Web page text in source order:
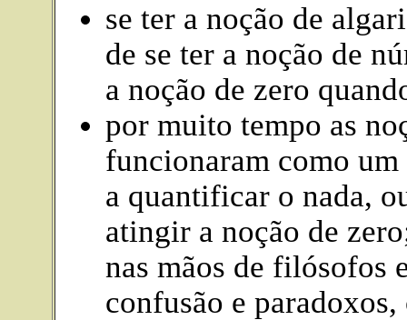
se ter a noção de
de se ter a noção de
a noção de zero
por muito tempo as
funcionaram como
a quantificar o nada,
atingir a noção de
nas mãos de filósofos
confusão e paradoxos,